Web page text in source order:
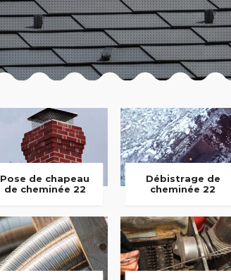
Pose de chapeau
de cheminée 22
Débistrage de
cheminée 22